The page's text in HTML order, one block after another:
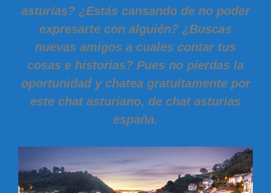
asturias? ¿Estás cansando de no poder
expresarte con alguién? ¿Buscas
nuevas amigos a cuales contar tus
cosas e historias? Pues no pierdas la
oportunidad y chatea gratuitamente por
este chat asturiano, de chat asturias
españa.